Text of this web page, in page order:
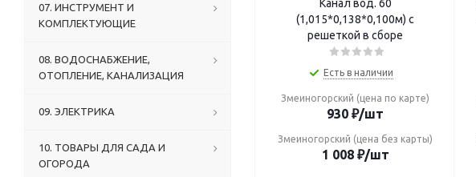
Канал вод. 60
(1,015*0,138*0,100м) с
решеткой в сборе
Есть в наличии
Змеиногорский (цена по карте)
930 ₽/шт
Змеиногорский (цена без карты)
1 008₽/шт
07. ИНСТРУМЕНТ И
КОМПЛЕКТУЮЩИЕ
08. ВОДОСНАБЖЕНИЕ,
ОТОПЛЕНИЕ, КАНАЛИЗАЦИЯ
09. ЭЛЕКТРИКА
10. ТОВАРЫ ДЛЯ САДА И
ОГОРОДА